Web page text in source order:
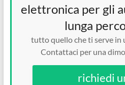
elettronica per gli
lunga
tutto quello che ti serve in
Contattaci per una
richiedi